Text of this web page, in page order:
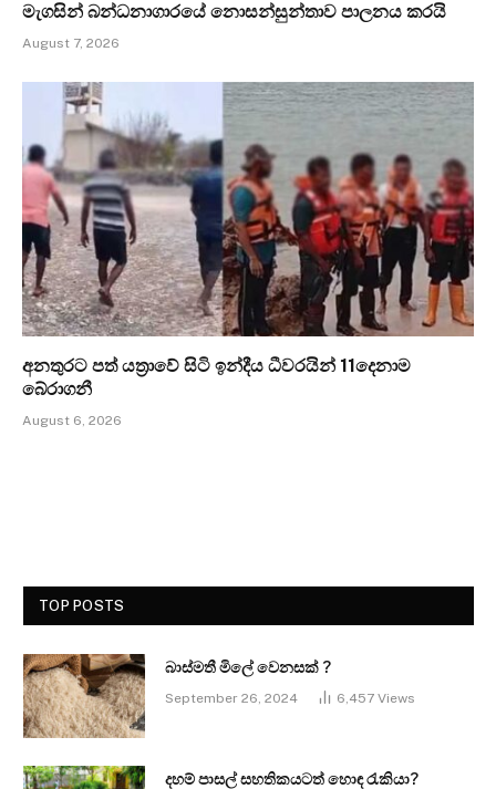
මැගසින් බන්ධනාගාරයේ නොසන්සුන්තාව පාලනය කරයි
August 7, 2026
අනතුරට පත් යත්‍රාවේ සිටි ඉන්දීය ධීවරයින් 11දෙනාම
බේරාගනී
August 6, 2026
TOP POSTS
බාස්මතී මිලේ වෙනසක් ?
September 26, 2024 6,457 Views
දහම් පාසල් සහතිකයටත් හොඳ රැකියා?